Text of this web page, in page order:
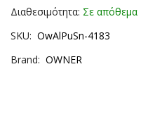
Διαθεσιμότητα: Σε απόθεμα
SKU
OwAlPuSn-4183
Brand
OWNER